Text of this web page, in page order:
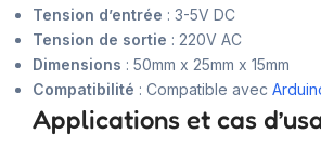
Tension d’entrée : 3-5V DC
Tension de sortie : 220V AC
Dimensions : 50mm x 25mm x 15mm
Compatibilité : Compatible avec
Applications et cas